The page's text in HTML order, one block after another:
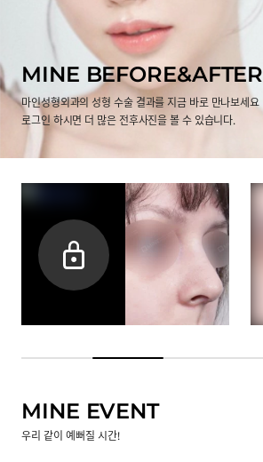
MINE BEFORE&AFTER
마인성형외과의 성형 수술 결과를 지금 바로 만나보세요
로그인 하시면 더 많은 전후사진을 볼 수 있습니다.
MINE EVENT
우리 같이 예뻐질 시간!